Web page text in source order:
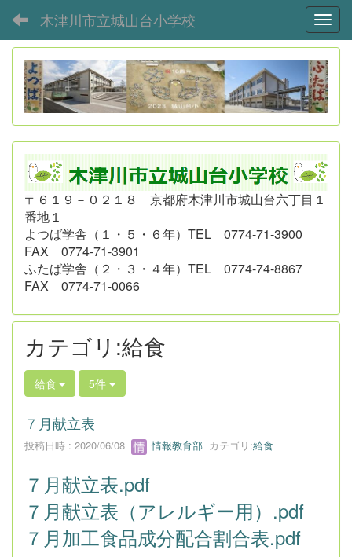
木津川市立城山台小学校
〒６１９－０２１８ 京都府木津川市城山台六丁目１
番地１
よつば学舎（１・５・６年） TEL 0774-71-3900
FAX 0774-71-3901
ふたば学舎（２・３・４年） TEL 0774-74-8867
FAX 0774-71-0066
カテゴリ:給食
給食 5件
７月献立表
投稿日時 : 2020/06/08 情報教育部 カテゴリ:給食
７月献立表.pdf
７月献立表（アレルギー用）.pdf
７月加工食品成分配合割合表.pdf